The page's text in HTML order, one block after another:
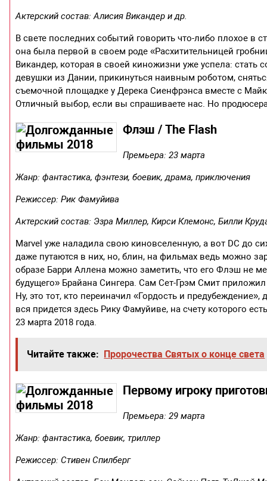
Актерский состав: Алисия Викандер и др.
В свете последних событий говорить что-либо плохое
она была первой в своем роде «Расхитительницей
Викандер, которая в своей киножизни уже успела: стать
девушки из Дании, прикинуться наивным роботом,
съемочной площадке у Дерека Сиенфрэнса вместе с
Отличный выбор, если вы спрашиваете нас. Но
Флэш / The Flash
Премьера: 23 марта
Жанр: фантастика, фэнтези, боевик, драма, приключения
Режиссер: Рик Фамуйива
Актерский состав: Эзра Миллер, Кирси Клемонс, Билли
Marvel уже наладила свою киновселенную, а вот DC до
даже путаются в них, но, блин, на фильмах ведь можно
образе Барри Аллена можно заметить, что его Флэш не
будущего» Брайана Сингера. Сам Сет-Грэм Смит
Ну, это тот, кто переиначил «Гордость и
вся придется здесь Рику Фамуйиве, на счету которого
23 марта 2018 года.
Читайте также: Пророчества Святых о конце света
Первому игроку
Премьера: 29 марта
Жанр: фантастика, боевик, триллер
Режиссер: Стивен Спилберг